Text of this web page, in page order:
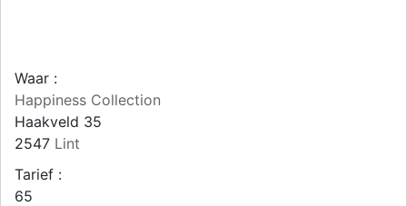
Waar :
Happiness Collection
Haakveld 35
2547 Lint
Tarief :
65